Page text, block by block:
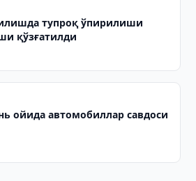
тупроқ ўпирилиши
қўзғатилди
ойида автомобиллар савдоси